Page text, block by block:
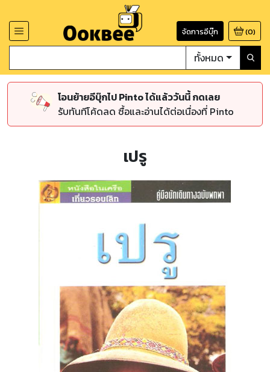
จัดการอีบุ๊ก (0)
ทั้งหมด
โอนย้ายอีบุ๊กไป Pinto ได้แล้ววันนี้ กดเลย
รับทันทีโค้ดลด ซื้อและอ่านได้ต่อเนื่องที่ Pinto
เปรู